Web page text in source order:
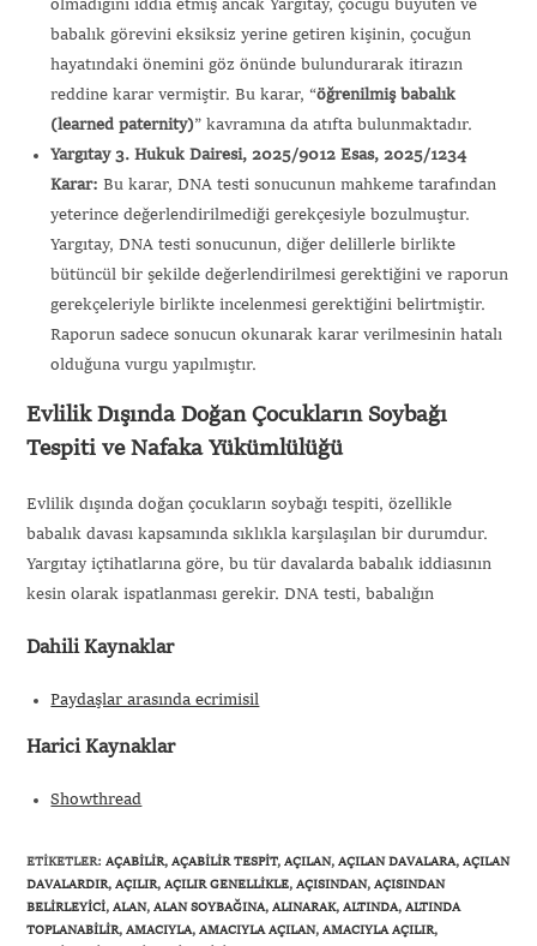
olmadığını iddia etmiş ancak Yargıtay, çocuğu büyüten ve
babalık görevini eksiksiz yerine getiren kişinin, çocuğun
hayatındaki önemini göz önünde bulundurarak itirazın
reddine karar vermiştir. Bu karar, “öğrenilmiş babalık
(learned paternity)” kavramına da atıfta bulunmaktadır.
Yargıtay 3. Hukuk Dairesi, 2025/9012 Esas, 2025/1234
Karar: Bu karar, DNA testi sonucunun mahkeme tarafından
yeterince değerlendirilmediği gerekçesiyle bozulmuştur.
Yargıtay, DNA testi sonucunun, diğer delillerle birlikte
bütüncül bir şekilde değerlendirilmesi gerektiğini ve raporun
gerekçeleriyle birlikte incelenmesi gerektiğini belirtmiştir.
Raporun sadece sonucun okunarak karar verilmesinin hatalı
olduğuna vurgu yapılmıştır.
Evlilik Dışında Doğan Çocukların Soybağı
Tespiti ve Nafaka Yükümlülüğü
Evlilik dışında doğan çocukların soybağı tespiti, özellikle
babalık davası kapsamında sıklıkla karşılaşılan bir durumdur.
Yargıtay içtihatlarına göre, bu tür davalarda babalık iddiasının
kesin olarak ispatlanması gerekir. DNA testi, babalığın
Dahili Kaynaklar
Paydaşlar arasında ecrimisil
Harici Kaynaklar
Showthread
ETIKETLER:AÇABILIR, AÇABILIR TESPIT, AÇILAN, AÇILAN DAVALARA, AÇILAN
DAVALARDIR, AÇILIR, AÇILIR GENELLIKLE, AÇISINDAN, AÇISINDAN
BELIRLEYICI, ALAN, ALAN SOYBAĞINA, ALINARAK, ALTINDA, ALTINDA
TOPLANABILIR, AMACIYLA, AMACIYLA AÇILAN, AMACIYLA AÇILIR,